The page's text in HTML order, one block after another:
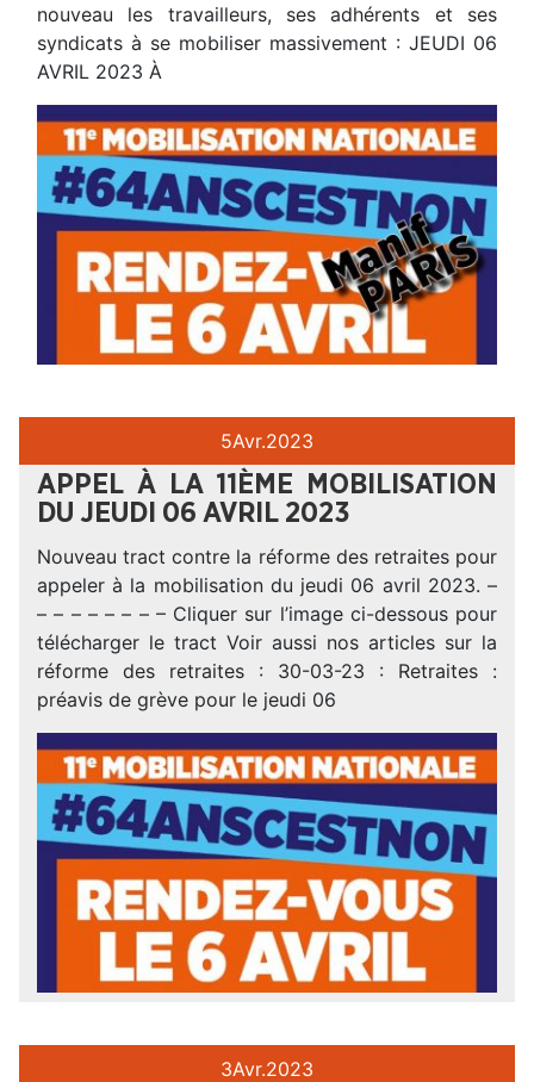
nouveau les travailleurs, ses adhérents et ses
syndicats à se mobiliser massivement : JEUDI 06
AVRIL 2023 À
5Avr.2023
APPEL À LA 11ÈME MOBILISATION
DU JEUDI 06 AVRIL 2023
Nouveau tract contre la réforme des retraites pour
appeler à la mobilisation du jeudi 06 avril 2023. –
– – – – – – – – Cliquer sur l’image ci-dessous pour
télécharger le tract Voir aussi nos articles sur la
réforme des retraites : 30-03-23 : Retraites :
préavis de grève pour le jeudi 06
3Avr.2023